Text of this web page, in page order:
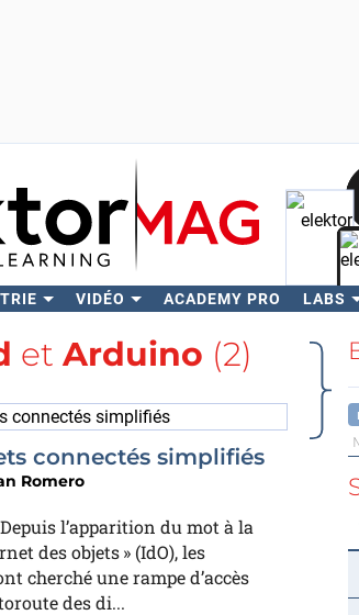
VIDÉO ACADEMY PRO LABS
et Arduino (2)
connectés simplifiés
Romero
Depuis l’apparition du mot à la
des objets » (IdO), les
cherché une rampe d’accès
des di...